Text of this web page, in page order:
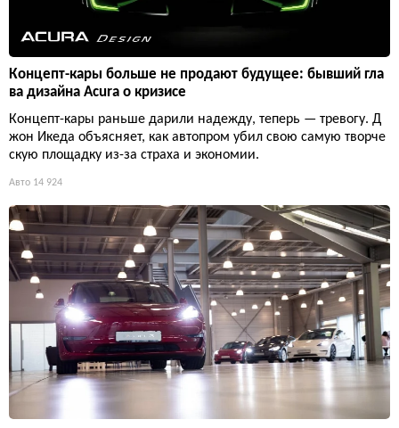
Концепт-кары больше не продают будущее: бывший гла
ва дизайна Acura о кризисе
Концепт-кары раньше дарили надежду, теперь — тревогу. Д
жон Икеда объясняет, как автопром убил свою самую творче
скую площадку из-за страха и экономии.
Авто 14 924